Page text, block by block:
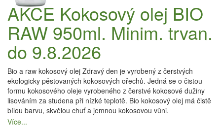
AKCE Kokosový olej BIO
RAW 950ml. Minim. trvan.
do 9.8.2026
Bio a raw kokosový olej Zdravý den je vyrobený z čerstvých
ekologicky pěstovaných kokosových ořechů. Jedná se o čistou
formu kokosového oleje vyrobeného z čerstvé kokosové dužiny
lisováním za studena při nízké teplotě. Bio kokosový olej má čistě
bílou barvu, skvělou chuť a jemnou kokosovou vůni.
Více...